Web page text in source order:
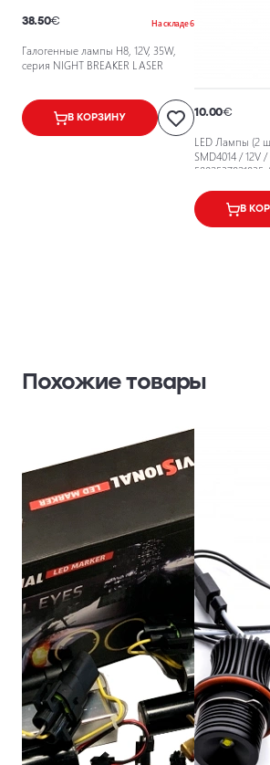
38.50€ На складе 6
Галогенные лампы H8, 12V, 35W,
серия NIGHT BREAKER LASER
В КОРЗИНУ 10.00€
LED Лампы (2
SMD4014 / 12V
5902537821835
В
Похожие товары